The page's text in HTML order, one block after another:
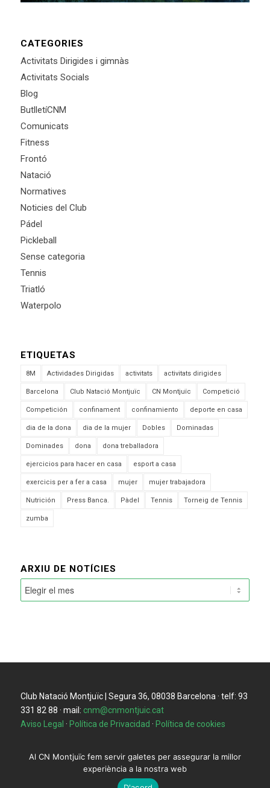
CATEGORIES
Activitats Dirigides i gimnàs
Activitats Socials
Blog
ButlletíCNM
Comunicats
Fitness
Frontó
Natació
Normatives
Noticies del Club
Pádel
Pickleball
Sense categoria
Tennis
Triatló
Waterpolo
ETIQUETAS
8M Actividades Dirigidas activitats activitats dirigides
Barcelona Club Natació Montjuïc CN Montjuïc Competició
Competición confinament confinamiento deporte en casa
dia de la dona dia de la mujer Dobles Dominadas
Dominades dona dona treballadora
ejercicios para hacer en casa esport a casa
exercicis per a fer a casa mujer mujer trabajadora
Nutrición Press Banca. Pàdel Tennis Torneig de Tennis
zumba
ARXIU DE NOTÍCIES
Club Natació Montjuïc | Segura 36, 08038 Barcelona · telf: 93
331 82 88 · mail: cnm@cnmontjuic.cat
Aviso Legal · Política de Privacidad · Política de cookies
Al CN Montjuïc fem servir galetes per assegurar la millor
experiència a la nostra web